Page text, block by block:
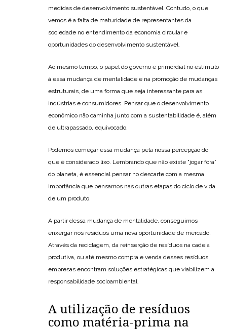
medidas de desenvolvimento sustentável. Contudo, o que
vemos é a falta de maturidade de representantes da
sociedade no entendimento da economia circular e
oportunidades do desenvolvimento sustentável.
Ao mesmo tempo, o papel do governo é primordial no estímulo
à essa mudança de mentalidade e na promoção de mudanças
estruturais, de uma forma que seja interessante para as
indústrias e consumidores. Pensar que o desenvolvimento
econômico não caminha junto com a sustentabilidade é, além
de ultrapassado, equivocado.
Podemos começar essa mudança pela nossa percepção do
que é considerado lixo. Lembrando que não existe “jogar fora”
do planeta, é essencial pensar no descarte com a mesma
importância que pensamos nas outras etapas do ciclo de vida
de um produto.
A partir dessa mudança de mentalidade, conseguimos
enxergar nos resíduos uma nova oportunidade de mercado.
Através da reciclagem, da reinserção de resíduos na cadeia
produtiva, ou até mesmo compra e venda desses resíduos,
empresas encontram soluções estratégicas que viabilizem a
responsabilidade socioambiental.
A utilização de resíduos
como matéria-prima na